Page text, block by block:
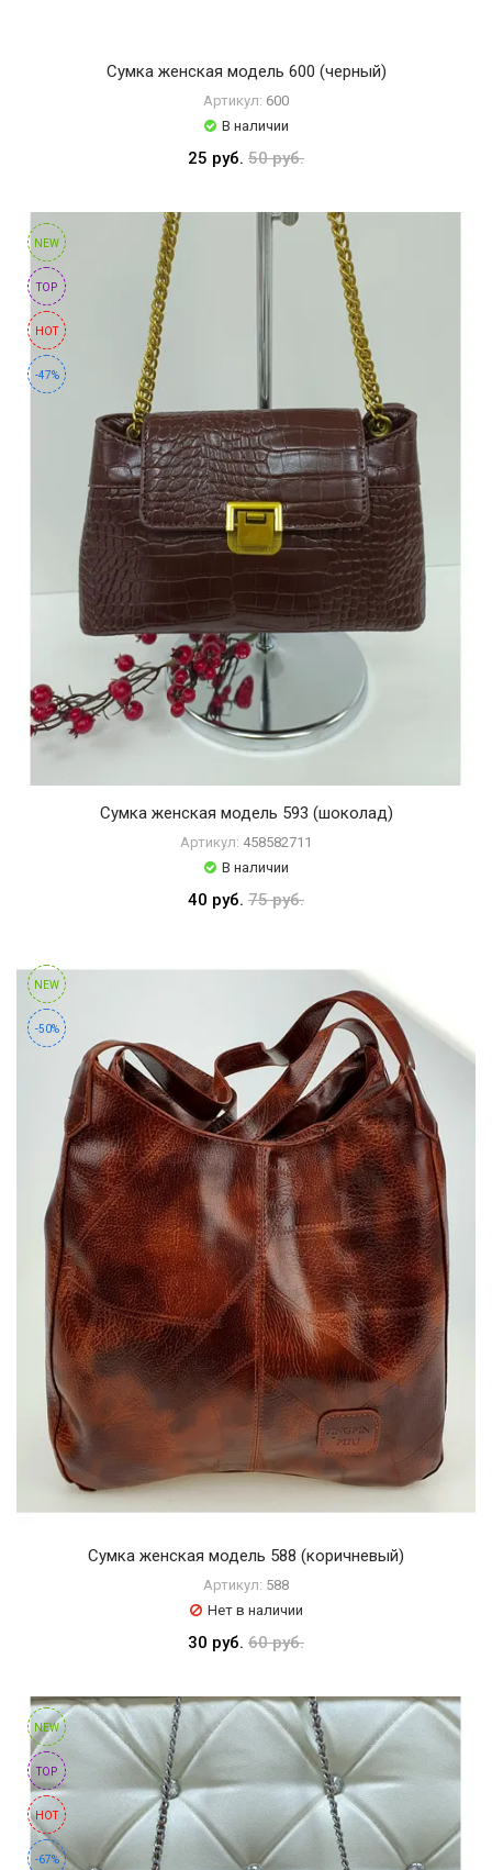
Сумка женская модель 600 (черный)
Артикул: 600
В наличии
25 руб. 50 руб.
NEW
TOP
HOT
-47%
Сумка женская модель 593 (шоколад)
Артикул: 458582711
В наличии
40 руб. 75 руб.
NEW
-50%
Сумка женская модель 588 (коричневый)
Артикул: 588
Нет в наличии
30 руб. 60 руб.
NEW
TOP
HOT
-67%